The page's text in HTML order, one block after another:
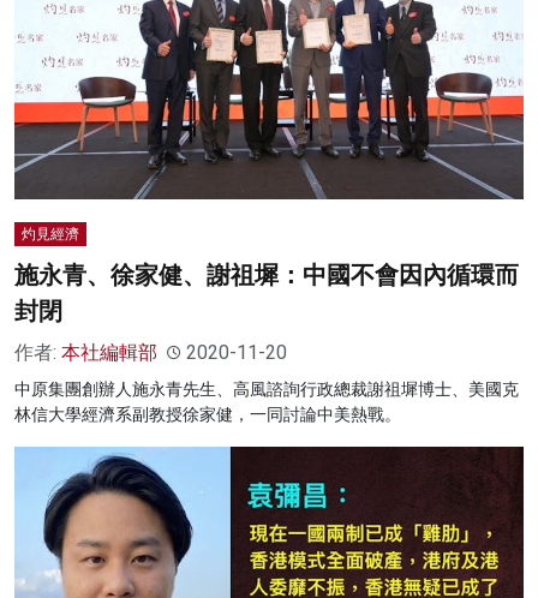
灼見經濟
施永青、徐家健、謝祖墀：中國不會因內循環而
封閉
作者: 本社編輯部 2020-11-20
中原集團創辦人施永青先生、高風諮詢行政總裁謝祖墀博士、美國克
林信大學經濟系副教授徐家健，一同討論中美熱戰。